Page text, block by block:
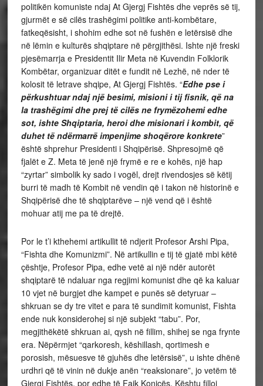
politikën komuniste ndaj At Gjergj Fishtës dhe veprës së tij,
gjurmët e së cilës trashëgimi politike anti-kombëtare,
fatkeqësisht, i shohim edhe sot në fushën e letërsisë dhe
në lëmin e kulturës shqiptare në përgjithësi. Ishte një freski
pjesëmarrja e Presidentit Ilir Meta në Kuvendin Folklorik
Kombëtar, organizuar ditët e fundit në Lezhë, në nder të
kolosit të letrave shqipe, At Gjergj Fishtës. “Edhe pse i
përkushtuar ndaj një besimi, misioni i tij fisnik, që na
la trashëgimi dhe prej të cilës ne frymëzohemi edhe
sot, ishte Shqiptaria, heroi dhe misionari i kombit, që
duhet të ndërmarrë impenjime shoqërore konkrete”
është shprehur Presidenti i Shqipërisë. Shpresojmë që
fjalët e Z. Meta të jenë një frymë e re e kohës, një hap
“zyrtar” simbolik ky sado i vogël, drejt rivendosjes së këtij
burri të madh të Kombit në vendin që i takon në historinë e
Shqipërisë dhe të shqiptarëve – një vend që i është
mohuar atij me pa të drejtë.
Por le t’i kthehemi artikullit të ndjerit Profesor Arshi Pipa,
“Fishta dhe Komunizmi”. Në artikullin e tij të gjatë mbi këtë
çështje, Profesor Pipa, edhe vetë ai një ndër autorët
shqiptarë të ndaluar nga regjimi komunist dhe që ka kaluar
10 vjet në burgjet dhe kampet e punës së detyruar –
shkruan se dy tre vitet e para të sundimit komunist, Fishta
ende nuk konsiderohej si një subjekt “tabu”. Por,
megjithëkëtë shkruan ai, qysh në fillim, shihej se nga frynte
era. Nëpërmjet “qarkoresh, këshillash, qortimesh e
porosish, mësuesve të gjuhës dhe letërsisë”, u ishte dhënë
urdhri që të vinin në dukje anën “reaksionare”, jo vetëm të
Gjergj Fishtës, por edhe të Faik Konicës. Kështu filloi